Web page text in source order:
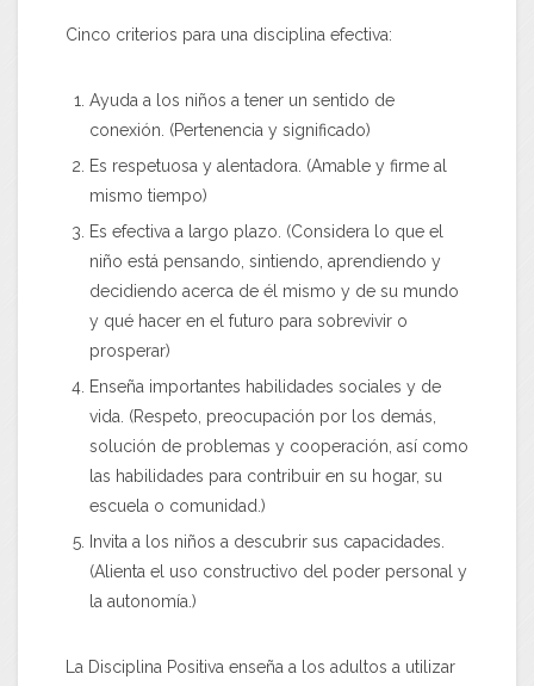
Cinco criterios para una disciplina efectiva:
Ayuda a los niños a tener un sentido de
conexión. (Pertenencia y significado)
Es respetuosa y alentadora. (Amable y firme al
mismo tiempo)
Es efectiva a largo plazo. (Considera lo que el
niño está pensando, sintiendo, aprendiendo y
decidiendo acerca de él mismo y de su mundo
y qué hacer en el futuro para sobrevivir o
prosperar)
Enseña importantes habilidades sociales y de
vida. (Respeto, preocupación por los demás,
solución de problemas y cooperación, así como
las habilidades para contribuir en su hogar, su
escuela o comunidad.)
Invita a los niños a descubrir sus capacidades.
(Alienta el uso constructivo del poder personal y
la autonomía.)
La Disciplina Positiva enseña a los adultos a utilizar